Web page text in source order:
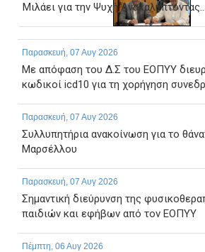
Μιλάει για την Ψυχή Ανακαλύπτοντας...
Παρασκευή, 07 Αυγ 2026
Με απόφαση του Δ.Σ του ΕΟΠΥΥ
κωδικοί icd10 για τη χορήγηση
Παρασκευή, 07 Αυγ 2026
Συλλυπητήρια ανακοίνωση για το
Μαρσέλλου
Παρασκευή, 07 Αυγ 2026
Σημαντική διεύρυνση της
παιδιών και εφήβων από τον ΕΟΠΥΥ
Πέμπτη, 06 Αυγ 2026